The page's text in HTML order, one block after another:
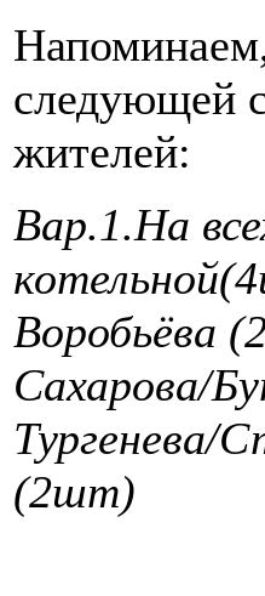
следующей
жителей:
Вар.1.На
Воробьёва
Сахарова/
Тургенева/
(2шт)